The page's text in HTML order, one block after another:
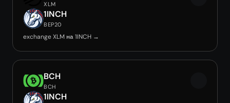
XLM
1INCH
BEP20
exchange XLM на 1INCH →
BCH
BCH
1INCH